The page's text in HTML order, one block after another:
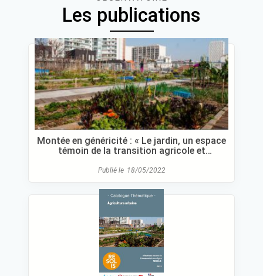
publications
Les publications
Montée en généricité : « Le jardin, un espace
témoin de la transition agricole et
Publié le 18/05/2022